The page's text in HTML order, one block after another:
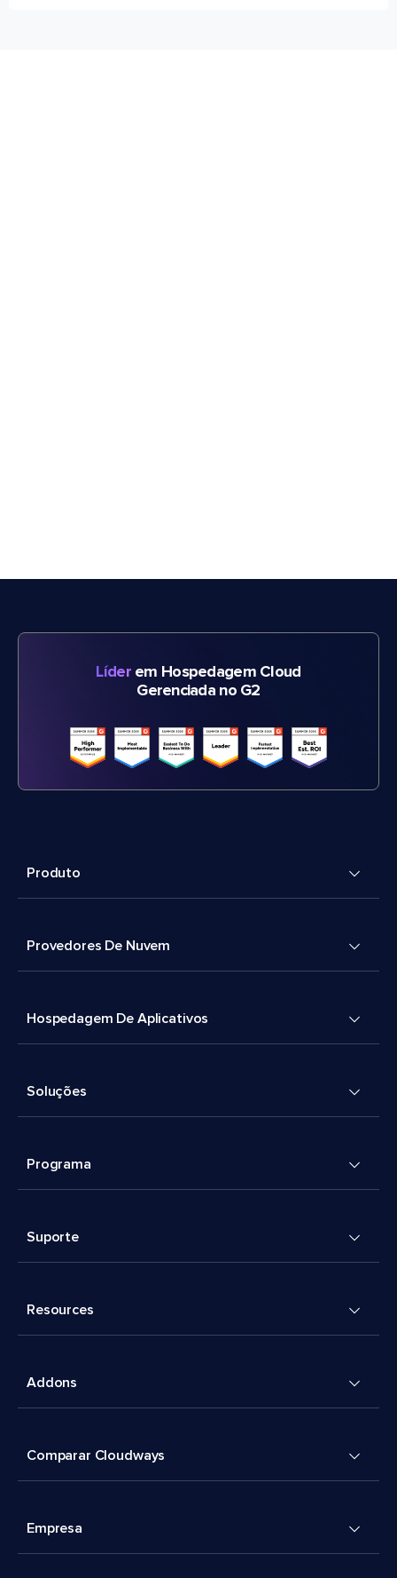
Líderem Hospedagem Cloud
Gerenciada no G2
Produto
Provedores De Nuvem
Hospedagem De Aplicativos
Soluções
Programa
Suporte
Resources
Addons
Comparar Cloudways
Empresa